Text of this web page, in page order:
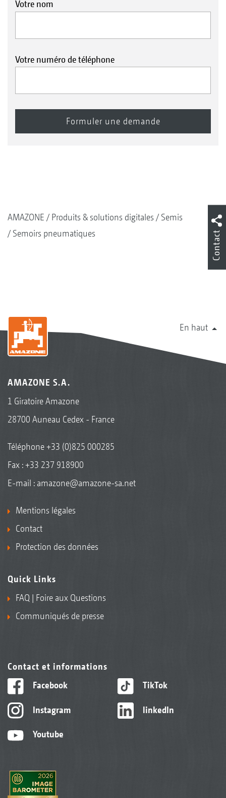
Votre nom
Votre numéro de téléphone
AMAZONE Produits & solutions digitales
Semis
Semoirs pneumatiques
En haut
AMAZONE S.A.
1 Giratoire Amazone
28700 Auneau Cedex - France
Téléphone+33 (0)825 000285
Fax : +33 237 918900
E-mail : amazone@amazone-sa.net
Mentions légales
Contact
Protection des données
Quick Links
FAQ | Foire aux Questions
Communiqués de presse
Contact et informations
Facebook
Instagram
Youtube
TikTok
linkedIn
Contact